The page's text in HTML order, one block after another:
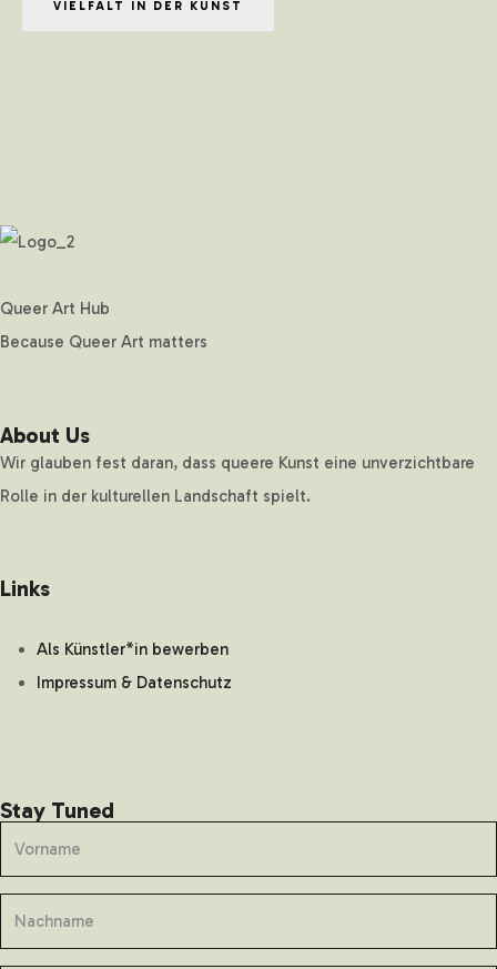
VIELFALT IN DER KUNST
Queer Art Hub
Because Queer Art matters
About Us
Wir glauben fest daran, dass queere Kunst eine unverzichtbare
Rolle in der kulturellen Landschaft spielt.
Links
Als Künstler*in bewerben
Impressum & Datenschutz
Stay Tuned